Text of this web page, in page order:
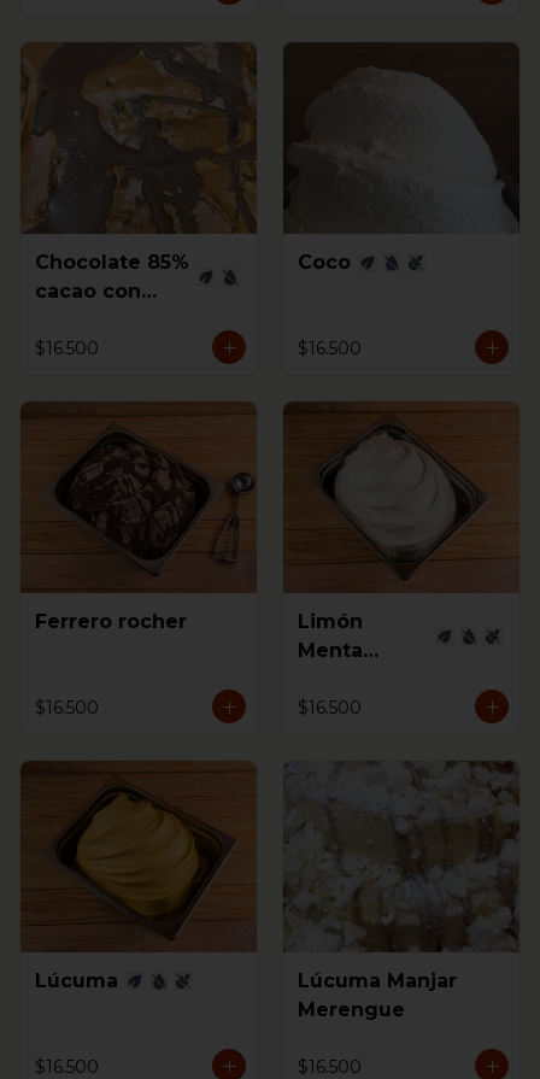
Chocolate 85%
cacao con
$16.500
Coco
$16.500
Ferrero rocher
$16.500
Limón
Menta
$16.500
Lúcuma
$16.500
Lúcuma Manjar
Merengue
$16.500